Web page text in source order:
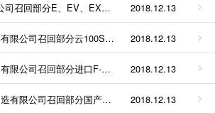
9、北京汽车股份有限公司召回部分E、EV、EX、EU、EH、新能源威旺EV系列纯电动汽车 2018.12.13
10、湖南江南汽车制造有限公司召回部分云100S汽车 2018.12.13
11、福特汽车（中国）有限公司召回部分进口F-150猛禽汽车 2018.12.13
12、大庆沃尔沃汽车制造有限公司召回部分国产S90长轴距汽车 2018.12.13